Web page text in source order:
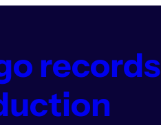
records